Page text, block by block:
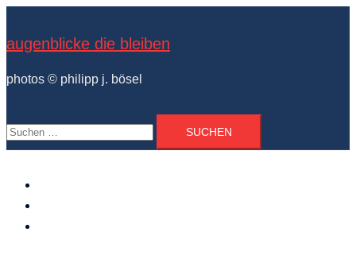
springen
augenblicke die bleiben
photos © philipp j. bösel
Suchen
nach: